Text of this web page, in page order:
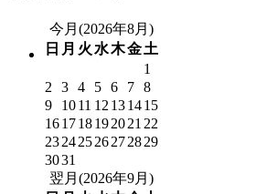
今月(2026年8月)
日 月 火 水木金土
1
2
3 4 5 6 7 8
9
1011 12 131415
161718192021 22
23242526272829
3031
翌月(2026年9月)